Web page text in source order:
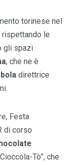
torinese nel
rispettando le
gli spazi
, che ne è
direttrice
Festa
di corso
Tò”, che